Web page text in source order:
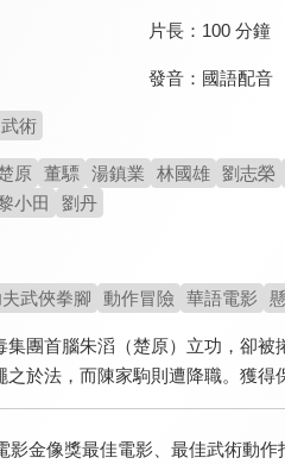
片長： 100 分鐘
發音： 國語配音
武術
原 董驃 湯鎮業 林國雄 劉志榮
小田 劉丹
武俠拳腳 動作冒險 華語電影
團首腦朱滔（楚原）立功，卻
之於法，而陳家駒則遭降職。獲
影金像獎最佳電影、最佳武術動